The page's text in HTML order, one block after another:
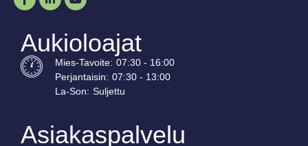
Aukioloajat
Mies-Tavoite: 07:30 - 16:00
Perjantaisin: 07:30 - 13:00
La-Son: Suljettu
Asiakaspalvelu